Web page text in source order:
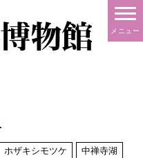
メニュー
ホザキシモツケ 中禅寺湖